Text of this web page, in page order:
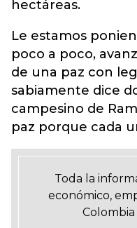
hectáreas.
Le estamos
poco a poco,
de una paz con
sabiamente dice
campesino de
paz porque cada
Toda la
económico,